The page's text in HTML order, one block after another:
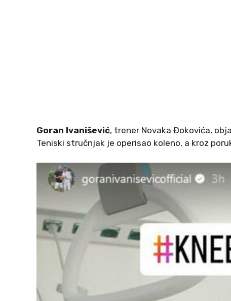
Goran Ivanišević, trener Novaka Đokovića,
Teniski stručnjak je operisao koleno, a kroz